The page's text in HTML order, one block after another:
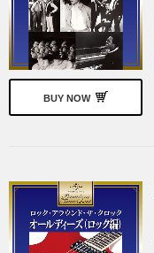
BUY NOW